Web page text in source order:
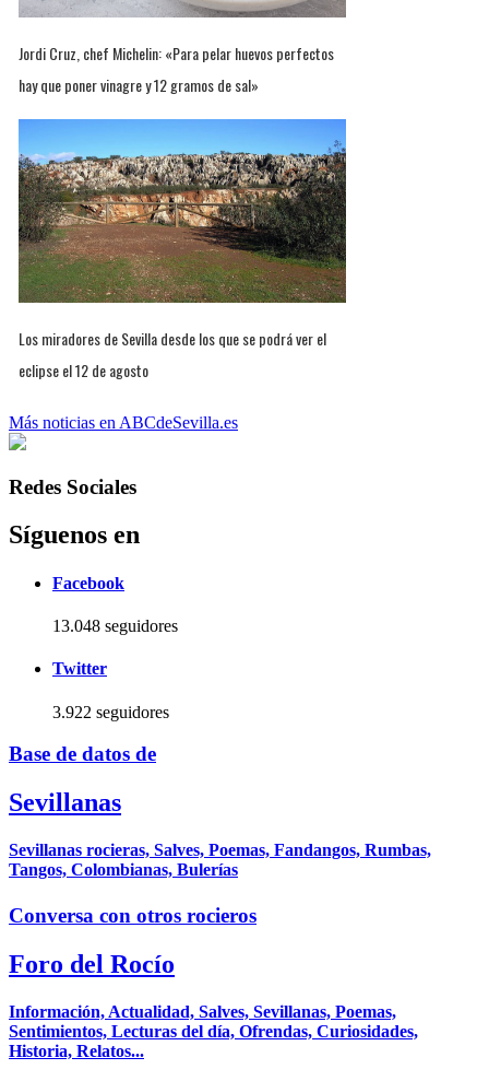
Jordi Cruz, chef Michelin: «Para pelar huevos perfectos
hay que poner vinagre y 12 gramos de sal»
Los miradores de Sevilla desde los que se podrá ver el
eclipse el 12 de agosto
Más noticias en ABCdeSevilla.es
Redes Sociales
Síguenos en
Facebook
13.048 seguidores
Twitter
3.922 seguidores
Base de datos de
Sevillanas
Sevillanas rocieras, Salves, Poemas, Fandangos, Rumbas,
Tangos, Colombianas, Bulerías
Conversa con otros rocieros
Foro del Rocío
Información, Actualidad, Salves, Sevillanas, Poemas,
Sentimientos, Lecturas del día, Ofrendas, Curiosidades,
Historia, Relatos...